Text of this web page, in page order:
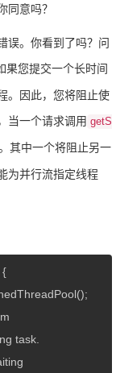
同意吗？
误。你看到了吗？问
果您提交一个长时间
。因此，您将阻止使
当一个请求调用 getS
其中一个将阻止另一
为并行流指定线程
{
task.